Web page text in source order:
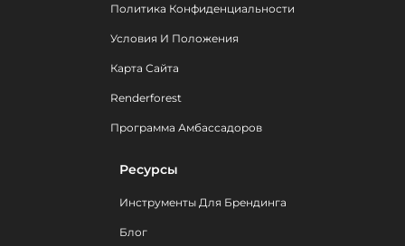
Политика Конфиденциальности
Условия И Положения
Карта Сайта
Renderforest
Программа Амбассадоров
Ресурсы
Инструменты Для Брендинга
Блог